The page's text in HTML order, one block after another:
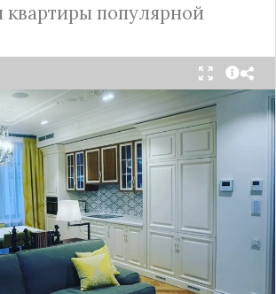
квартиры популярной
РоссииНадежда Бабкина,
любовью к традиционному
эстетике, удивила
для своей новой
современный стиль лофт.
настоящим откровением,
её умение сочетать классику
Подробности о
канал “DOMEO | РЕМОНТ
2.